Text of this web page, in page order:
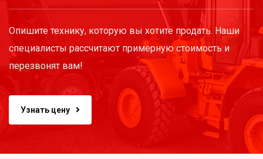
Опишите технику, которую вы хотите продать. Наши
специалисты рассчитают примерную стоимость и
перезвонят вам!
Узнать цену